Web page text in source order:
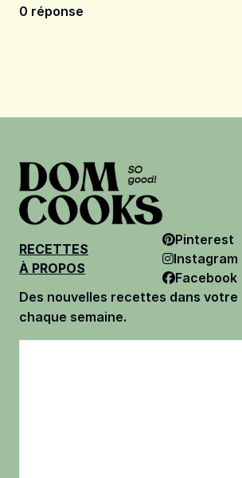
0 réponse
RECETTES
À PROPOS
Pinterest
Instagram
Facebook
Des nouvelles recettes dans
chaque semaine.